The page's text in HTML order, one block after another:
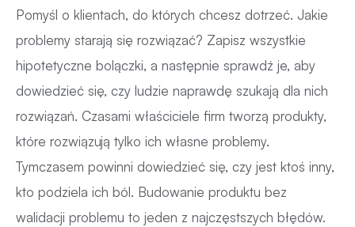
Pomyśl o klientach, do których chcesz dotrzeć. Jakie
problemy starają się rozwiązać? Zapisz wszystkie
hipotetyczne bolączki, a następnie sprawdź je, aby
dowiedzieć się, czy ludzie naprawdę szukają dla nich
rozwiązań. Czasami właściciele firm tworzą produkty,
które rozwiązują tylko ich własne problemy.
Tymczasem powinni dowiedzieć się, czy jest ktoś inny,
kto podziela ich ból. Budowanie produktu bez
walidacji problemu to jeden z najczęstszych błędów.